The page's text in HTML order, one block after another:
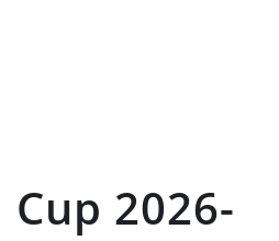
2026-